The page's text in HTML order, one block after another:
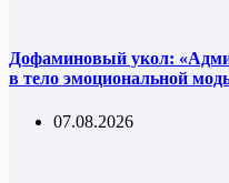
Дофаминовый укол:
в тело эмоциональной
07.08.2026